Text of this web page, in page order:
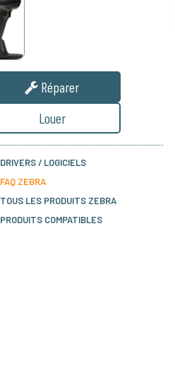
Réparer
Louer
DRIVERS / LOGICIELS
FAQ ZEBRA
TOUS LES PRODUITS ZEBRA
PRODUITS COMPATIBLES